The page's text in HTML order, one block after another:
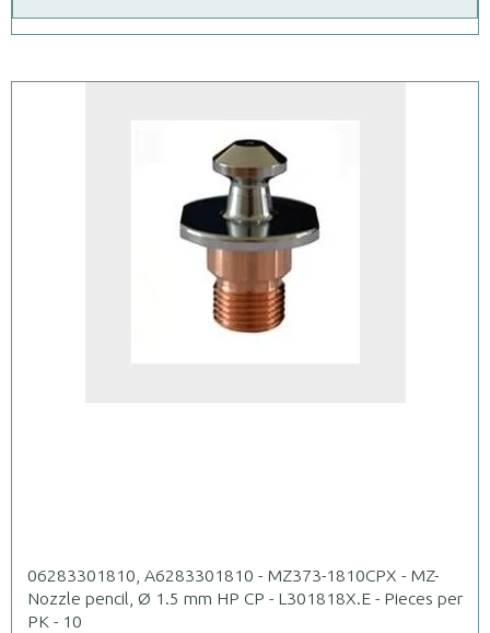
06283301810, A6283301810 - MZ373-1810CPX - MZ-
Nozzle pencil, Ø 1.5 mm HP CP - L301818X.E - Pieces per
PK - 10